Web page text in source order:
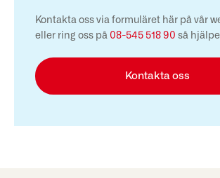
Kontakta oss via formuläret här på vår
eller ring oss på 08-545 518 90 så
Kontakta oss